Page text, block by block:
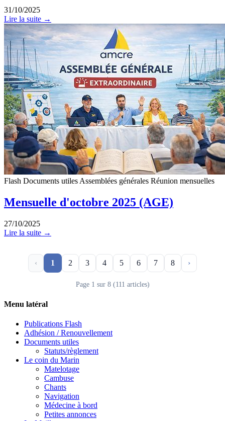
31/10/2025
Lire la suite →
Flash Documents utilesAssemblées générales Réunion mensuelles
Mensuelle d'octobre 2025 (AGE)
27/10/2025
Lire la suite →
‹ 1 2 3 4 5 6 7 8 ›
Page 1 sur 8 (111 articles)
Menu latéral
Publications Flash
Adhésion / Renouvellement
Documents utiles
Statuts/règlement
Le coin du Marin
Matelotage
Cambuse
Chants
Navigation
Médecine à bord
Petites annonces